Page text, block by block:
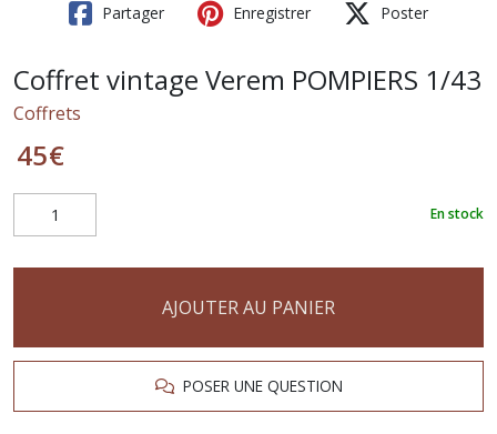
Partager Enregistrer Poster
Coffret vintage Verem POMPIERS 1/43
Coffrets
45€
En stock
AJOUTER AU PANIER
POSER UNE QUESTION